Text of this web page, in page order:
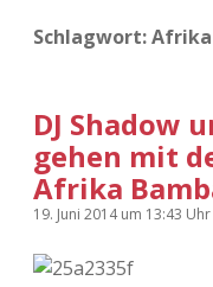
Schlagwort:
DJ Shadow
gehen mit
Afrika
19. Juni 2014um 13:43 Uhr